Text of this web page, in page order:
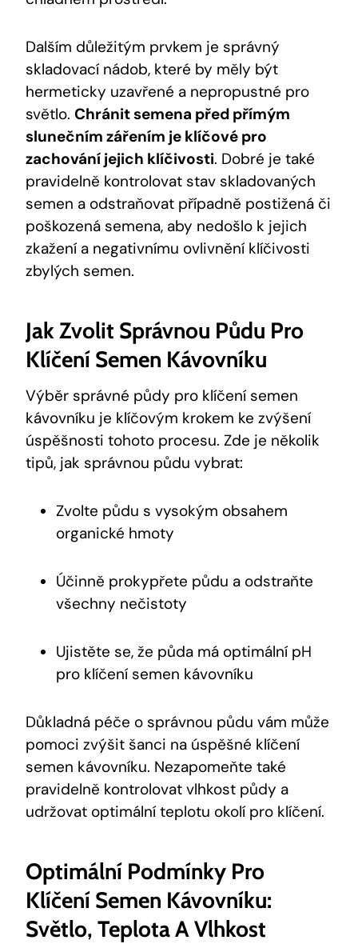
Dalším důležitým prvkem je správný
skladovací nádob, které by měly být
hermeticky uzavřené a nepropustné pro
světlo. Chránit semena před přímým
slunečním zářením je klíčové pro
zachování jejich klíčivosti. Dobré je také
pravidelně kontrolovat stav skladovaných
semen a odstraňovat případně postižená či
poškozená semena, aby nedošlo k jejich
zkažení a negativnímu ovlivnění klíčivosti
zbylých semen.
Jak Zvolit Správnou Půdu Pro
Klíčení Semen Kávovníku
Výběr správné půdy pro klíčení semen
kávovníku je klíčovým krokem ke zvýšení
úspěšnosti tohoto procesu. Zde je několik
tipů, jak správnou půdu vybrat:
Zvolte půdu s vysokým obsahem
organické hmoty
Účinně prokypřete půdu a odstraňte
všechny nečistoty
Ujistěte se, že půda má optimální pH
pro klíčení semen kávovníku
Důkladná péče o správnou půdu vám může
pomoci zvýšit šanci na úspěšné klíčení
semen kávovníku. Nezapomeňte také
pravidelně kontrolovat vlhkost půdy a
udržovat optimální teplotu okolí pro klíčení.
Optimální Podmínky Pro
Klíčení Semen Kávovníku:
Světlo, Teplota A Vlhkost